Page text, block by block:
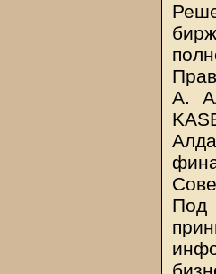
А.
Под